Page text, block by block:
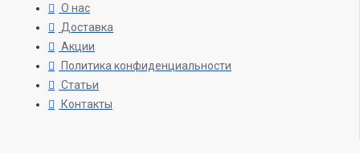
О нас
Доставка
Акции
Политика конфиденциальности
Статьи
Контакты